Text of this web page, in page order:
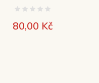
80,00 Kč